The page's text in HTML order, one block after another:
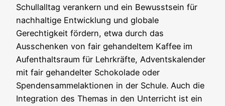
Schullalltag verankern und ein Bewusstsein für
nachhaltige Entwicklung und globale
Gerechtigkeit fördern, etwa durch das
Ausschenken von fair gehandeltem Kaffee im
Aufenthaltsraum für Lehrkräfte, Adventskalender
mit fair gehandelter Schokolade oder
Spendensammelaktionen in der Schule. Auch die
Integration des Themas in den Unterricht ist ein